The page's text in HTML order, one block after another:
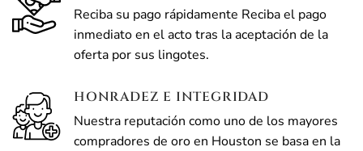
Reciba su pago rápidamente Reciba el pago
inmediato en el acto tras la aceptación de la
oferta por sus lingotes.
HONRADEZ E INTEGRIDAD
Nuestra reputación como uno de los mayores
compradores de oro en Houston se basa en la